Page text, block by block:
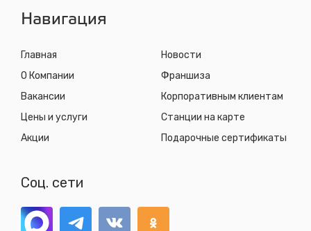
Навигация
Главная
О Компании
Вакансии
Цены и услуги
Акции
Новости
Франшиза
Корпоративным клиентам
Станции на карте
Подарочные сертификаты
Соц. сети